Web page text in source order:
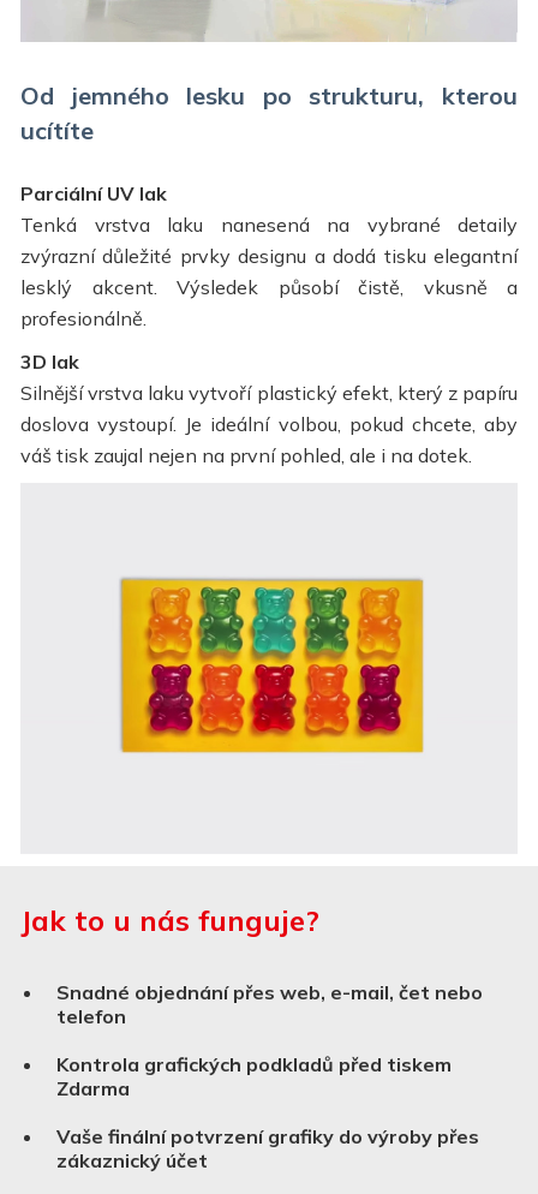
Od jemného lesku po strukturu, kterou
ucítíte
Parciální UV lak
Tenká vrstva laku nanesená na vybrané detaily
zvýrazní důležité prvky designu a dodá tisku elegantní
lesklý akcent. Výsledek působí čistě, vkusně a
profesionálně.
3D lak
Silnější vrstva laku vytvoří plastický efekt, který z papíru
doslova vystoupí. Je ideální volbou, pokud chcete, aby
váš tisk zaujal nejen na první pohled, ale i na dotek.
Jak to u nás funguje?
Snadné objednání přes web, e-mail, čet nebo
telefon
Kontrola grafických podkladů před tiskem
Zdarma
Vaše finální potvrzení grafiky do výroby přes
zákaznický účet